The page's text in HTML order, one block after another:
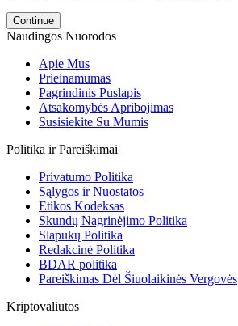
Continue
Naudingos Nuorodos
Apie Mus
Prieinamumas
Pagrindinis Puslapis
Atsakomybės Apribojimas
Susisiekite Su Mumis
Politika ir Pareiškimai
Privatumo Politika
Sąlygos ir Nuostatos
Etikos Kodeksas
Skundų Nagrinėjimo Politika
Slapukų Politika
Redakcinė Politika
BDAR politika
Pareiškimas Dėl Šiuolaikinės Vergovės
Kriptovaliutos